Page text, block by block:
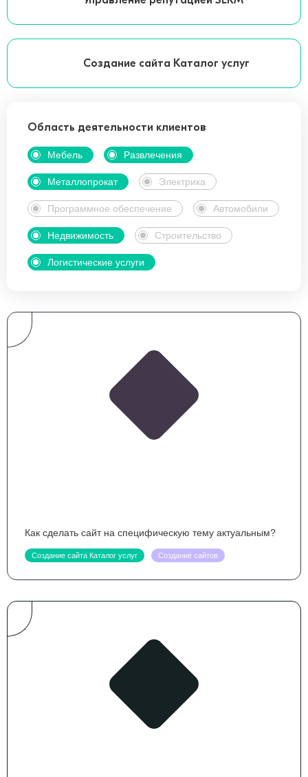
Создание сайта Каталог услуг
Область деятельности клиентов
Мебель Развлечения
Металлопрокат Электрика
Программное обеспечение Автомобили
Недвижимость Строительство
Логистические услуги
Как сделать сайт на специфическую тему актуальным?
Создание сайта Каталог услуг Создание сайтов